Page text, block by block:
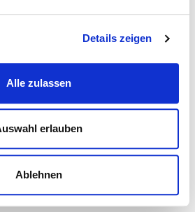
Details zeigen
Alle zulassen
erlauben
Ablehnen